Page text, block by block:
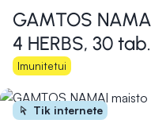
GAMTOS
4 HERBS, 30 tab.
Imunitetui
Tik internete